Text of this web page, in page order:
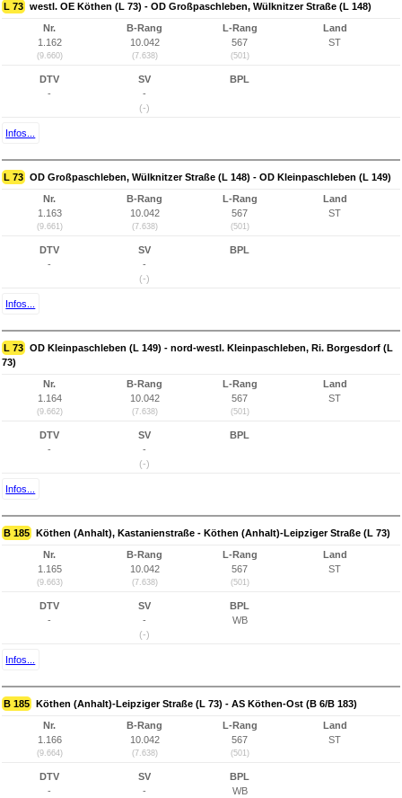
L 73 westl. OE Köthen (L 73) - OD Großpaschleben, Wülknitzer Straße (L 148)
Nr.
1.162
(9.660)
B-Rang
10.042
(7.638)
L-Rang
567
(501)
Land
ST
DTV
-
SV
-
(-)
BPL
Infos...
L 73 OD Großpaschleben, Wülknitzer Straße (L 148) - OD Kleinpaschleben (L 149)
Nr.
1.163
(9.661)
B-Rang
10.042
(7.638)
L-Rang
567
(501)
Land
ST
DTV
-
SV
-
(-)
BPL
Infos...
L 73 OD Kleinpaschleben (L 149) - nord-westl. Kleinpaschleben, Ri. Borgesdorf (L
73)
Nr.
1.164
(9.662)
B-Rang
10.042
(7.638)
L-Rang
567
(501)
Land
ST
DTV
-
SV
-
(-)
BPL
Infos...
B 185 Köthen (Anhalt), Kastanienstraße - Köthen (Anhalt)-Leipziger Straße (L 73)
Nr.
1.165
(9.663)
B-Rang
10.042
(7.638)
L-Rang
567
(501)
Land
ST
DTV
-
SV
-
(-)
BPL
WB
Infos...
B 185 Köthen (Anhalt)-Leipziger Straße (L 73) - AS Köthen-Ost (B 6/B 183)
Nr.
1.166
(9.664)
B-Rang
10.042
(7.638)
L-Rang
567
(501)
Land
ST
DTV
-
SV
-
BPL
WB